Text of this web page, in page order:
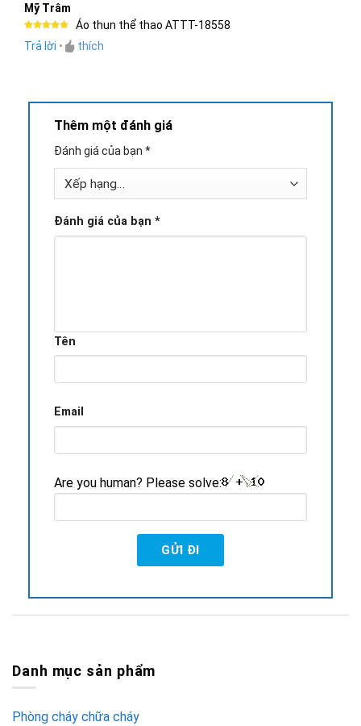
Mỹ Trâm
hạng55
Áo thun thể thao ATTT-18558
Trả lời • thích
Thêm một đánh giá
Đánh giá của bạn *
Đánh giá của bạn *
Tên
Email
Are you human? Please solve:
Danh mục sản phẩm
Phòng cháy chữa cháy